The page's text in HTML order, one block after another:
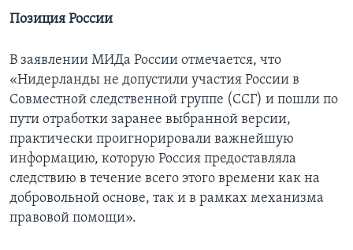
Позиция России
В заявлении МИДа России отмечается, что
«Нидерланды не допустили участия России в
Совместной следственной группе (ССГ) и пошли по
пути отработки заранее выбранной версии,
практически проигнорировали важнейшую
информацию, которую Россия предоставляла
следствию в течение всего этого времени как на
добровольной основе, так и в рамках механизма
правовой помощи».